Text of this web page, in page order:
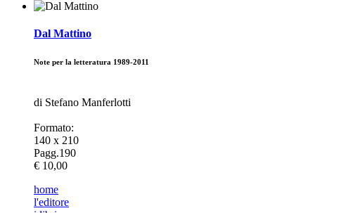
Dal Mattino
Note per la letteratura 1989-2011
di Stefano Manferlotti
Formato:
140 x 210
Pagg.190
€ 10,00
home
l'editore